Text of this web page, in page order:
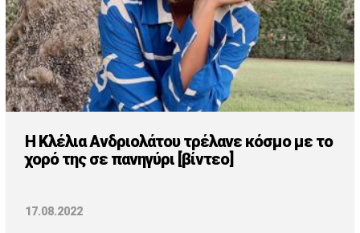
Η Κλέλια Ανδριολάτου τρέλανε κόσμο με το
χορό της σε πανηγύρι [βίντεο]
17.08.2022